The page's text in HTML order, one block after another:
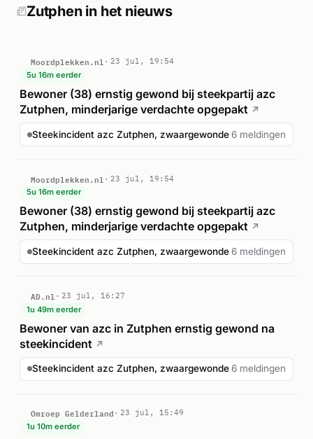
verwoest. Bij de brand kwam asbest vrij, wat een extra
gezondheidsrisico vormde. Hulpdiensten waren enige tijd ter
Zutphen in het nieuws
Moordplekken.nl
23 jul, 19:54
5u 16m eerder
Bewoner (38) ernstig gewond bij steekpartij azc
Zutphen, minderjarige verdachte opgepakt ↗
Steekincident azc Zutphen, zwaargewonde6 meldingen
Moordplekken.nl
23 jul, 19:54
5u 16m eerder
Bewoner (38) ernstig gewond bij steekpartij azc
Zutphen, minderjarige verdachte opgepakt ↗
Steekincident azc Zutphen, zwaargewonde6 meldingen
AD.nl
23 jul, 16:27
1u 49m eerder
Bewoner van azc in Zutphen ernstig gewond na
steekincident ↗
Steekincident azc Zutphen, zwaargewonde6 meldingen
Omroep Gelderland
23 jul, 15:49
1u 10m eerder